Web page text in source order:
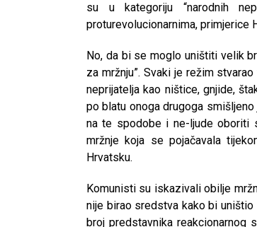
su u kategoriju “narodnih
proturevolucionarnima, primjerice
No, da bi se moglo uništiti velik
za mržnju”. Svaki je režim
neprijatelja kao ništice, gnjide,
po blatu onoga drugoga
na te spodobe i ne-ljude oboriti
mržnje koja se pojačavala
Hrvatsku.
Komunisti su iskazivali obilje
nije birao sredstva kako bi uništio
broj predstavnika reakcionarnog